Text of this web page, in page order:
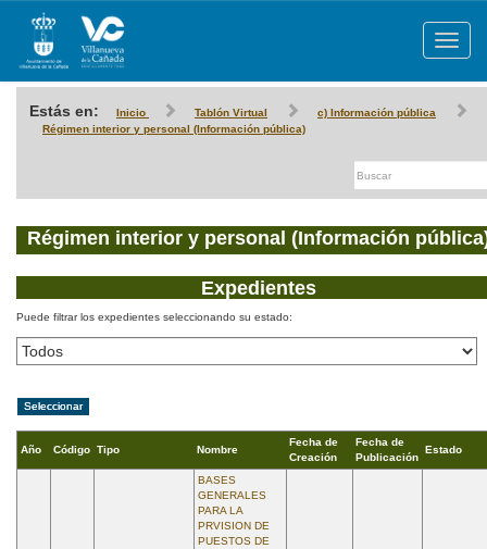
Toggle
Estás en: Inicio Tablón Virtual
c) Información pública
Régimen interior y personal (Información pública)
Régimen interior y personal (Información
Expedientes
Puede filtrar los expedientes seleccionando su estado:
Año Código Tipo Nombre
Fecha de
Creación
Fecha de
Publicación
Estado
BASES
GENERALES
PARA LA
PRVISION DE
PUESTOS DE